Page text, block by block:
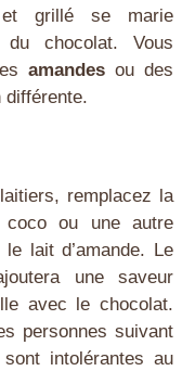
et grillé se marie
du chocolat. Vous
amandes ou des
différente.
remplacez la
ou une autre
lait d’amande. Le
une saveur
avec le chocolat.
personnes suivant
intolérantes au